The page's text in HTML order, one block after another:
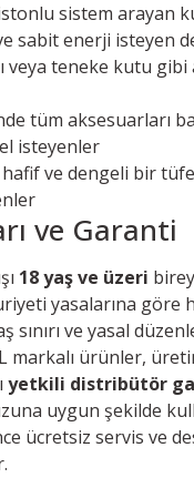
sistem arayan
sabit enerji isteyen
veya teneke kutu
tüm aksesuarları
isteyenler
ve dengeli bir
ve Garanti
18 yaş ve üzeri
yasalarına göre
sınırı ve yasal
markalı ürünler,
yetkili distribütör
uygun şekilde
ücretsiz servis ve